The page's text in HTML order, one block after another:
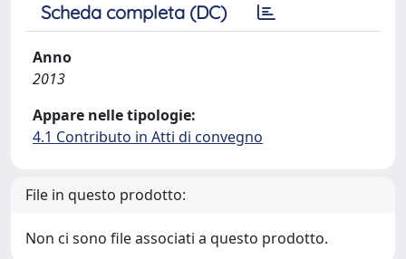
Scheda completa (DC)
Anno
2013
Appare nelle tipologie:
4.1 Contributo in Atti di convegno
File in questo prodotto:
Non ci sono file associati a questo prodotto.